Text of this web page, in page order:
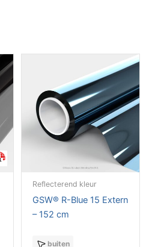
Reflecterend kleur
GSW® R-Blue 15 Extern
– 152 cm
buiten